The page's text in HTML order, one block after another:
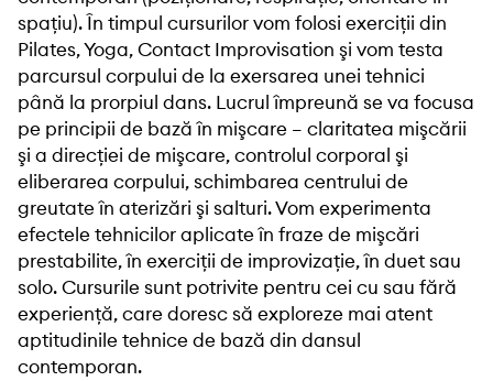
spațiu). În timpul cursurilor vom folosi exerciții din
Pilates, Yoga, Contact Improvisation şi vom testa
parcursul corpului de la exersarea unei tehnici
până la prorpiul dans. Lucrul împreună se va focusa
pe principii de bază în mişcare – claritatea mişcării
şi a direcției de mişcare, controlul corporal şi
eliberarea corpului, schimbarea centrului de
greutate în aterizări şi salturi. Vom experimenta
efectele tehnicilor aplicate în fraze de mişcări
prestabilite, în exerciții de improvizație, în duet sau
solo. Cursurile sunt potrivite pentru cei cu sau fără
experiență, care doresc să exploreze mai atent
aptitudinile tehnice de bază din dansul
contemporan.